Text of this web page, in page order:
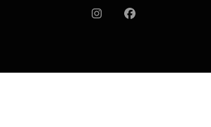
InstagramFacebook